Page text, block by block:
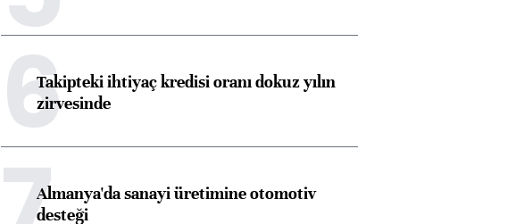
6Takipteki ihtiyaç kredisi oranı dokuz yılın
zirvesinde
Almanya'da sanayi üretimine otomotiv
desteği